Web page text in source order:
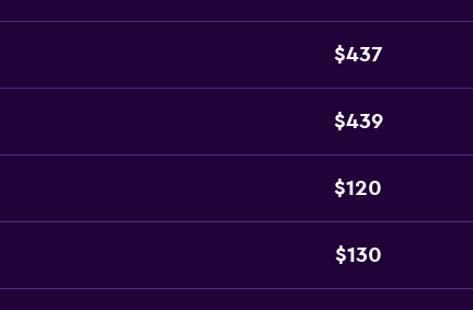
$437
$439
$120
$130